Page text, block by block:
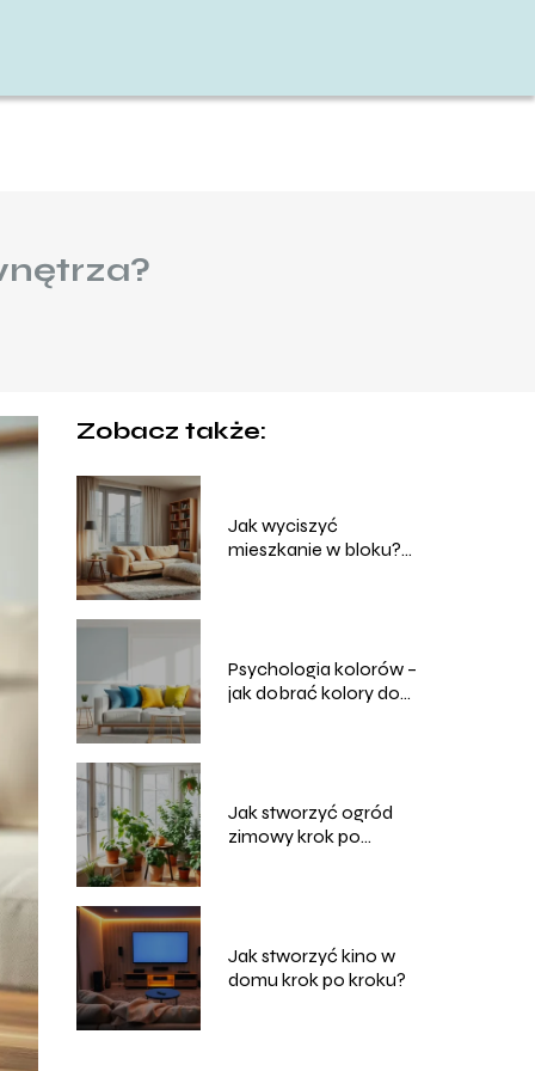
Zobacz także:
Jak wyciszyć
mieszkanie w bloku?
Psychologia kolorów –
jak dobrać kolory do
Jak stworzyć ogród
zimowy krok po
Jak stworzyć kino w
domu krok po kroku?